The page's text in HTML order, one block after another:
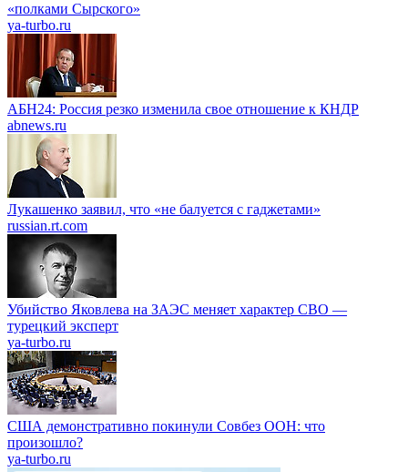
«полками Сырского»
ya-turbo.ru
АБН24: Россия резко изменила свое отношение к КНДР
abnews.ru
Лукашенко заявил, что «не балуется с гаджетами»
russian.rt.com
Убийство Яковлева на ЗАЭС меняет характер СВО —
турецкий эксперт
ya-turbo.ru
США демонстративно покинули Совбез ООН: что
произошло?
ya-turbo.ru